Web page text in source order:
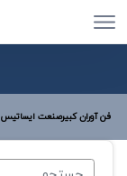
فن آوران کبیرصنعت ایساتیس